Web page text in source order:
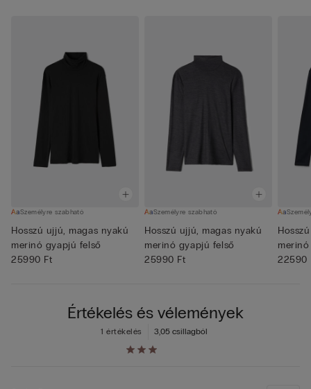
Személyre szabható
Hosszú ujjú, magas nyakú
merinó gyapjú felső
25990 Ft
Személyre szabható
Hosszú ujjú, magas nyakú
merinó gyapjú felső
25990 Ft
22590
Értékelés és vélemények
3,05 csillagból
1 értékelés